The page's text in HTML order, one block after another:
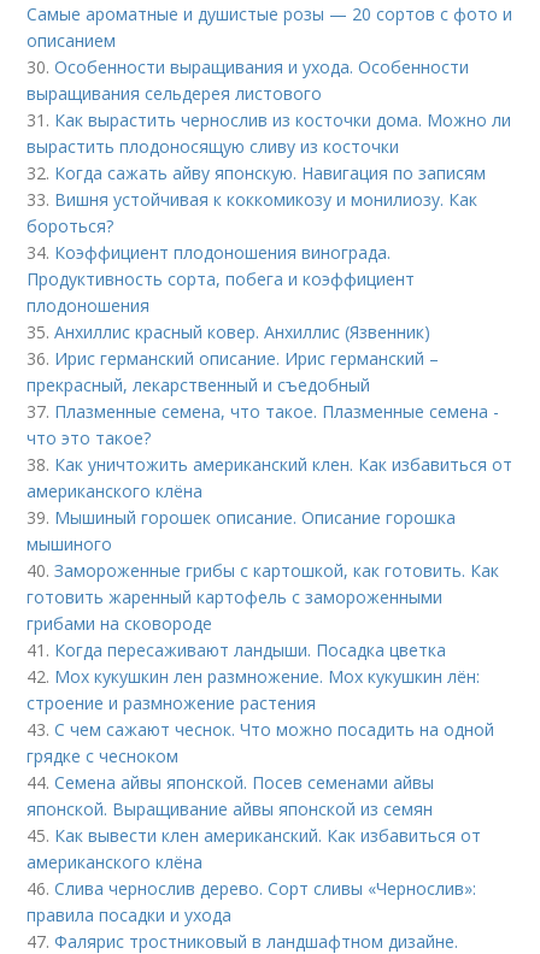
Самые ароматные и душистые розы — 20 сортов с фото и
описанием
30.Особенности выращивания и ухода. Особенности
выращивания сельдерея листового
31. Как вырастить чернослив из косточки дома. Можно ли
вырастить плодоносящую сливу из косточки
32. Когда сажать айву японскую. Навигация по записям
33. Вишня устойчивая к коккомикозу и монилиозу. Как
бороться?
34. Коэффициент плодоношения винограда.
Продуктивность сорта, побега и коэффициент
плодоношения
35.Анхиллис красный ковер. Анхиллис (Язвенник)
36. Ирис германский описание. Ирис германский –
прекрасный, лекарственный и съедобный
37. Плазменные семена, что такое. Плазменные семена -
что это такое?
38. Как уничтожить американский клен. Как избавиться от
американского клёна
39. Мышиный горошек описание. Описание горошка
мышиного
40.Замороженные грибы с картошкой, как готовить. Как
готовить жаренный картофель с замороженными
грибами на сковороде
41. Когда пересаживают ландыши. Посадка цветка
42. Мох кукушкин лен размножение. Мох кукушкин лён:
строение и размножение растения
43.С чем сажают чеснок. Что можно посадить на одной
грядке с чесноком
44.Семена айвы японской. Посев семенами айвы
японской. Выращивание айвы японской из семян
45. Как вывести клен американский. Как избавиться от
американского клёна
46.Слива чернослив дерево. Сорт сливы «Чернослив»:
правила посадки и ухода
47.Фалярис тростниковый в ландшафтном дизайне.